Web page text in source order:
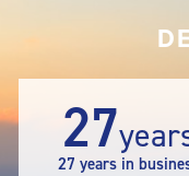
27
27 years in